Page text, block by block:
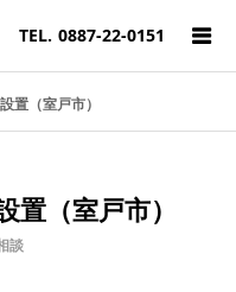
TEL. 0887-22-0151
置（室戸市）
（室戸市）
談